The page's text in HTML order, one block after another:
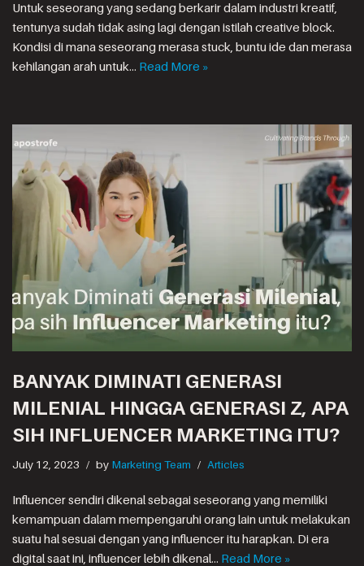
Untuk seseorang yang sedang berkarir dalam industri kreatif,
tentunya sudah tidak asing lagi dengan istilah creative block.
Kondisi di mana seseorang merasa stuck, buntu ide dan merasa
kehilangan arah untuk… Read More »
BANYAK DIMINATI GENERASI
MILENIAL HINGGA GENERASI Z, APA
SIH INFLUENCER MARKETING ITU?
July 12, 2023 by Marketing Team Articles
Influencer sendiri dikenal sebagai seseorang yang memiliki
kemampuan dalam mempengaruhi orang lain untuk melakukan
suatu hal sesuai dengan yang influencer itu harapkan. Di era
digital saat ini, influencer lebih dikenal… Read More »